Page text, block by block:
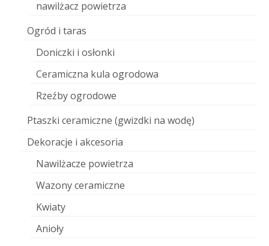
nawilżacz powietrza
Ogród i taras
Doniczki i osłonki
Ceramiczna kula ogrodowa
Rzeźby ogrodowe
Ptaszki ceramiczne (gwizdki na wodę)
Dekoracje i akcesoria
Nawilżacze powietrza
Wazony ceramiczne
Kwiaty
Anioły